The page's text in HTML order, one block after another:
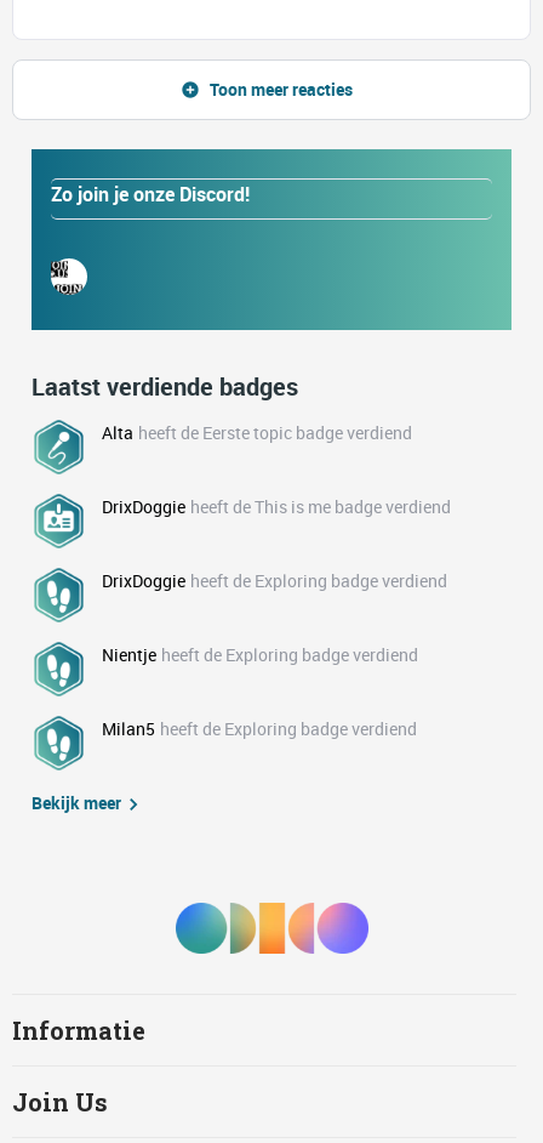
Toon meer reacties
Zo join je onze Discord!
Laatst verdiende badges
Alta heeft de Eerste topic badge verdiend
DrixDoggie heeft de This is me badge verdiend
DrixDoggie heeft de Exploring badge verdiend
Nientje heeft de Exploring badge verdiend
Milan5 heeft de Exploring badge verdiend
Bekijk meer
Informatie
Join Us